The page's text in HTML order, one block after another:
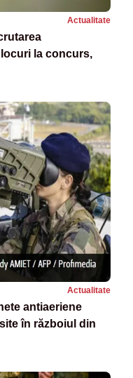
Actualitate
locuri la concurs,
Actualitate
antiaeriene
în războiul din